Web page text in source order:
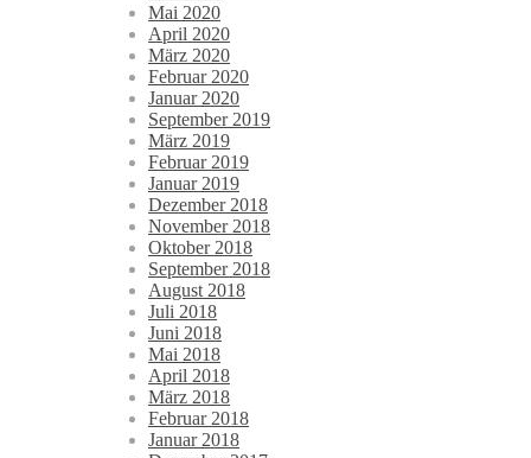
Mai 2020
April 2020
März 2020
Februar 2020
Januar 2020
September 2019
März 2019
Februar 2019
Januar 2019
Dezember 2018
November 2018
Oktober 2018
September 2018
August 2018
Juli 2018
Juni 2018
Mai 2018
April 2018
März 2018
Februar 2018
Januar 2018